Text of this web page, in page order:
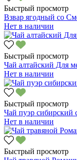
Быстрый просмотр
Взвар ягодный со
Нет в наличии
Быстрый просмотр
Чай алтайский Для
Нет в наличии
Быстрый просмотр
Чай пуэр сибирский
Нет в наличии
Быстрый просмотр